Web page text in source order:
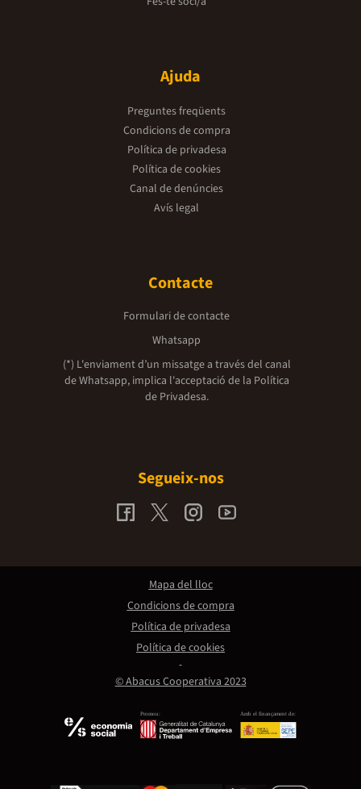
Ajuda
Preguntes freqüents
Condicions de compra
Política de privadesa
Política de cookies
Canal de denúncies
Avís legal
Contacte
Formulari de contacte
Whatsapp
(*) L'enviament d’un missatge a través del canal
de Whatsapp, implica l'acceptació de la Política
de Privadesa.
Segueix-nos
Promou: Amb el finançament de:
© Abacus Cooperativa 2023
Mapa del lloc
Condicions de compra
Política de privadesa
Política de cookies